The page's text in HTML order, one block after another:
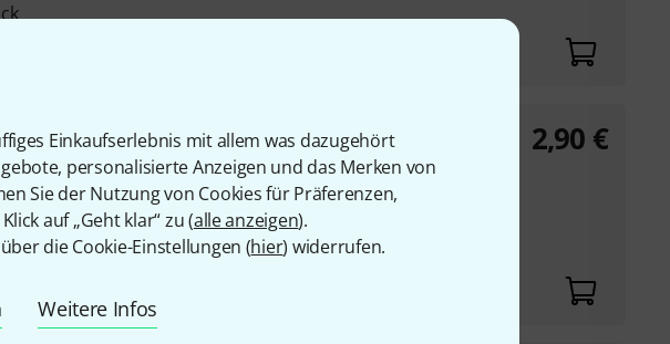
Einkaufserlebnis mit allem was dazugehört
personalisierte Anzeigen und das Merken von
Sie der Nutzung von Cookies für Präferenzen,
auf „Geht klar“ zu (alle anzeigen).
die Cookie-Einstellungen (hier) widerrufen.
Weitere Infos
Nickel Strap Pins
12
E-Gitarren oder Akustikgitarren
2,90 €